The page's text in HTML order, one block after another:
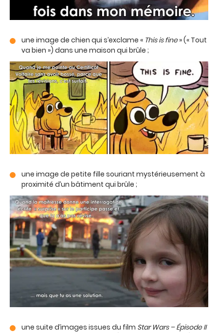
une image de chien qui s’exclame « This is fine» (« Tout
va bien ») dans une maison qui brûle ;
une image de petite fille souriant mystérieusement à
proximité d’un bâtiment qui brûle ;
une suite d’images issues du film Star Wars – Épisode II